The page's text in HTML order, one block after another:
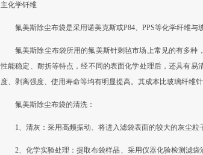
主化学钎维
氟美斯除尘布袋是采用诺美克斯或P84、PPS等化学纤维
氟美斯除尘布袋所用的氟美斯针刺毡市场上常见的有多种
性能稳定、耐折等特点，经不同的表面化学处理后，还具有
度、剥离强度、使用寿命等均有明显提高。其成本比玻璃纤维
氟美斯除尘布袋的清洗：
1、清灰：采用高频振动、将进入滤袋表面的较大的灰尘
2、化学实验处理：提取布袋样品、采用仪器化验检测滤